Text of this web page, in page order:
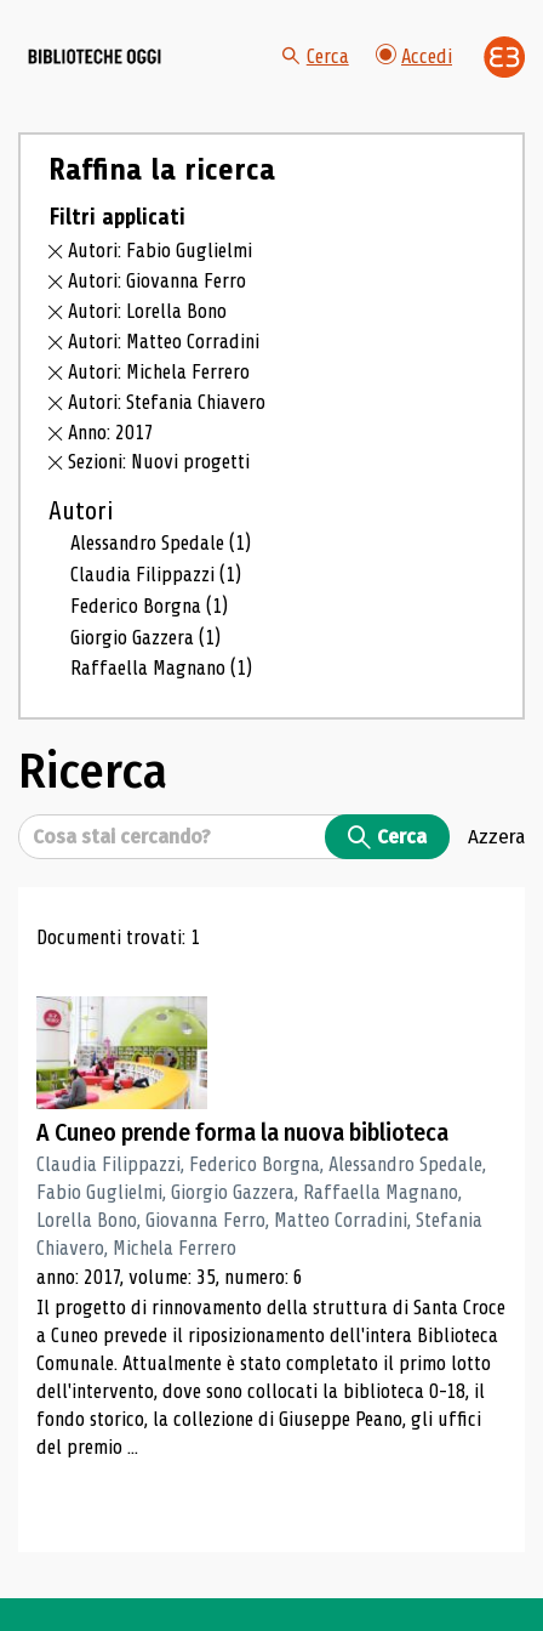
Cerca Accedi
Raffina la ricerca
Filtri applicati
Autori: Fabio Guglielmi
Autori: Giovanna Ferro
Autori: Lorella Bono
Autori: Matteo Corradini
Autori: Michela Ferrero
Autori: Stefania Chiavero
Anno: 2017
Sezioni: Nuovi progetti
Autori
Alessandro Spedale(1)
Claudia Filippazzi(1)
Federico Borgna(1)
Giorgio Gazzera(1)
Raffaella Magnano(1)
Ricerca
Cerca Cerca Azzera
Risultati di ricerca
Documenti trovati: 1
A Cuneo prende forma la nuova biblioteca
Claudia Filippazzi, Federico Borgna, Alessandro Spedale,
Fabio Guglielmi, Giorgio Gazzera, Raffaella Magnano,
Lorella Bono, Giovanna Ferro, Matteo Corradini, Stefania
Chiavero, Michela Ferrero
anno: 2017, volume: 35, numero: 6
Il progetto di rinnovamento della struttura di Santa Croce
a Cuneo prevede il riposizionamento dell'intera Biblioteca
Comunale. Attualmente è stato completato il primo lotto
dell'intervento, dove sono collocati la biblioteca 0-18, il
fondo storico, la collezione di Giuseppe Peano, gli uffici
del premio ...